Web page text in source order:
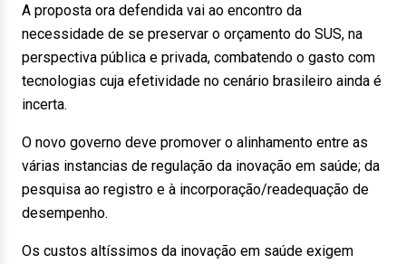
A proposta ora defendida vai ao encontro da
necessidade de se preservar o orçamento do SUS, na
perspectiva pública e privada, combatendo o gasto com
tecnologias cuja efetividade no cenário brasileiro ainda é
incerta.
O novo governo deve promover o alinhamento entre as
várias instancias de regulação da inovação em saúde; da
pesquisa ao registro e à incorporação/readequação de
desempenho.
Os custos altíssimos da inovação em saúde exigem